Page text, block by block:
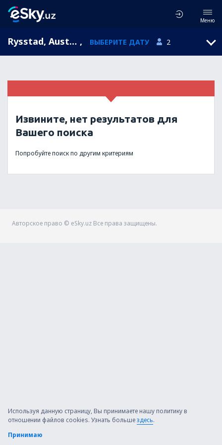
Меню
Rysstad, Aust-Agder, Норвегия , ВЫБЕРИТЕ ДАТУ 2
Извините, нет результатов для
Вашего поиска
Попробуйте поиск по другим критериям
Авторское право © eSky.uz Все права защищены.
Используя данную страницу, Вы принимаете нашу политику в
отношении файлов cookies. Узнать большездесь.
Принимаю